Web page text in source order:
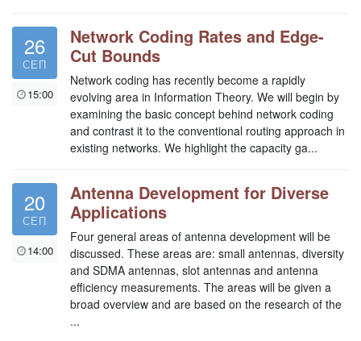
26
СЕП
15:00
Network Coding Rates and Edge-
Cut Bounds
Network coding has recently become a rapidly
evolving area in Information Theory. We will begin by
examining the basic concept behind network coding
and contrast it to the conventional routing approach in
existing networks. We highlight the capacity ga...
20
СЕП
14:00
Antenna Development for Diverse
Applications
Four general areas of antenna development will be
discussed. These areas are: small antennas, diversity
and SDMA antennas, slot antennas and antenna
efficiency measurements. The areas will be given a
broad overview and are based on the research of the
...